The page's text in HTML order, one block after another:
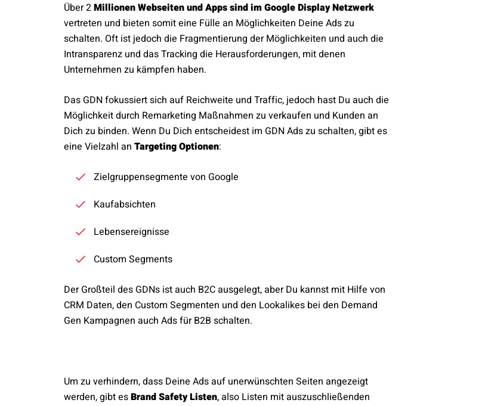
Über 2Millionen Webseiten und Apps sind im Google Display Netzwerk
vertreten und bieten somit eine Fülle an Möglichkeiten Deine Ads zu
schalten. Oft ist jedoch die Fragmentierung der Möglichkeiten und auch die
Intransparenz und das Tracking die Herausforderungen, mit denen
Unternehmen zu kämpfen haben.
Das GDN fokussiert sich auf Reichweite und Traffic, jedoch hast Du auch die
Möglichkeit durch Remarketing Maßnahmen zu verkaufen und Kunden an
Dich zu binden. Wenn Du Dich entscheidest im GDN Ads zu schalten, gibt es
eine Vielzahl an Targeting Optionen:
Zielgruppensegmente von Google
Kaufabsichten
Lebensereignisse
Custom Segments
Der Großteil des GDNs ist auch B2C ausgelegt, aber Du kannst mit Hilfe von
CRM Daten, den Custom Segmenten und den Lookalikes bei den Demand
Gen Kampagnen auch Ads für B2B schalten.
Um zu verhindern, dass Deine Ads auf unerwünschten Seiten angezeigt
werden, gibt esBrand Safety Listen, also Listen mit auszuschließenden